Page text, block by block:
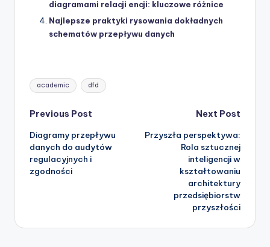
diagramami relacji encji: kluczowe różnice
Najlepsze praktyki rysowania dokładnych
schematów przepływu danych
Tags:
academic dfd
Post
navigation
Previous Post
Diagramy przepływu
danych do audytów
regulacyjnych i
zgodności
Next Post
Przyszła perspektywa:
Rola sztucznej
inteligencji w
kształtowaniu
architektury
przedsiębiorstw
przyszłości